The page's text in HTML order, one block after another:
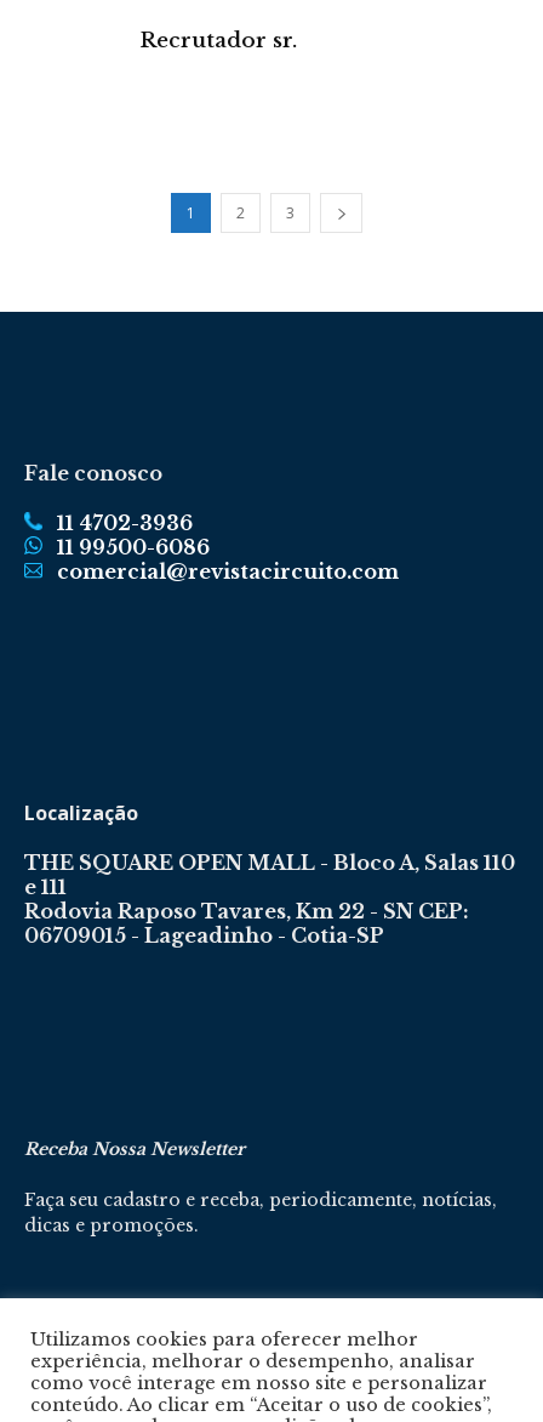
Recrutador sr.
1 2 3
Fale conosco
11 4702-3936
11 99500-6086
comercial@revistacircuito.com
Localização
THE SQUARE OPEN MALL - Bloco A, Salas 110
e 111
Rodovia Raposo Tavares, Km 22 - SN CEP:
06709015 - Lageadinho - Cotia-SP
Receba Nossa Newsletter
Faça seu cadastro e receba, periodicamente, notícias,
dicas e promoções.
Cadastre-se aqui
Utilizamos cookies para oferecer melhor
experiência, melhorar o desempenho, analisar
como você interage em nosso site e personalizar
conteúdo. Ao clicar em “Aceitar o uso de cookies”,